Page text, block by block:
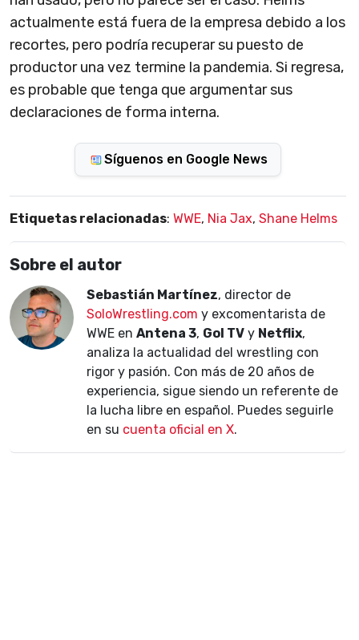
actualmente está fuera de la empresa debido a los
recortes, pero podría recuperar su puesto de
productor una vez termine la pandemia. Si regresa,
es probable que tenga que argumentar sus
declaraciones de forma interna.
Síguenos en Google News
Etiquetas relacionadas: WWE, Nia Jax, Shane Helms
Sobre el autor
Sebastián Martínez, director de
SoloWrestling.com y excomentarista de
WWE en Antena 3, Gol TV y Netflix,
analiza la actualidad del wrestling con
rigor y pasión. Con más de 20 años de
experiencia, sigue siendo un referente de
la lucha libre en español. Puedes seguirle
en su cuenta oficial en X.